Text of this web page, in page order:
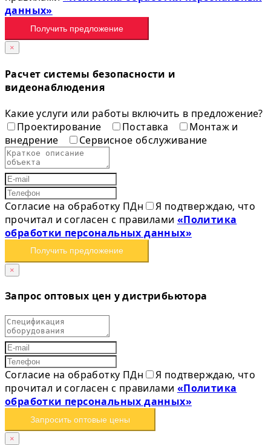
данных»
Получить предложение
×
Расчет системы безопасности и
видеонаблюдения
Какие услуги или работы включить в предложение?
Проектирование
Поставка
Монтаж и
внедрение
Сервисное обслуживание
Согласие на обработку ПДн
Я подтверждаю, что
прочитал и согласен с правилами «Политика
обработки персональных данных»
Получить предложение
×
Запрос оптовых цен у дистрибьютора
Согласие на обработку ПДн
Я подтверждаю, что
прочитал и согласен с правилами «Политика
обработки персональных данных»
Запросить оптовые цены
×